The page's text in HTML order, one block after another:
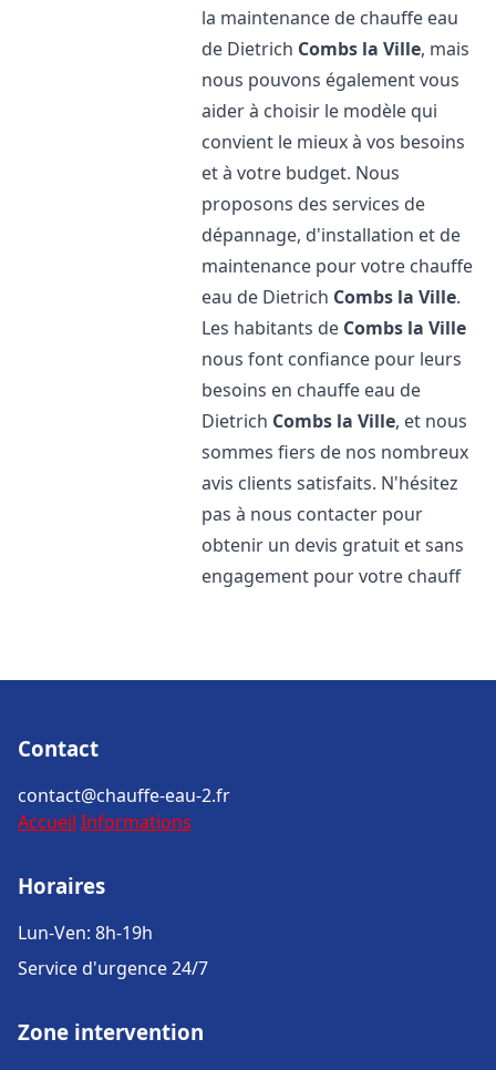
la maintenance de chauffe eau
de Dietrich Combs la Ville, mais
nous pouvons également vous
aider à choisir le modèle qui
convient le mieux à vos besoins
et à votre budget. Nous
proposons des services de
dépannage, d'installation et de
maintenance pour votre chauffe
eau de Dietrich Combs la Ville.
Les habitants de Combs la Ville
nous font confiance pour leurs
besoins en chauffe eau de
Dietrich Combs la Ville, et nous
sommes fiers de nos nombreux
avis clients satisfaits. N'hésitez
pas à nous contacter pour
obtenir un devis gratuit et sans
engagement pour votre chauff
Contact
contact@chauffe-eau-2.fr
Accueil Informations
Horaires
Lun-Ven: 8h-19h
Service d'urgence 24/7
Zone intervention